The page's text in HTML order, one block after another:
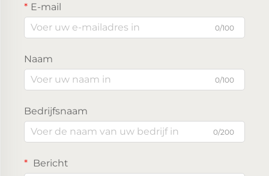
E-mail
0/100
Naam
0/100
Bedrijfsnaam
0/200
Bericht